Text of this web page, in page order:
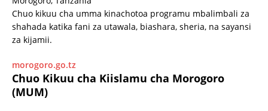
Chuo kikuu cha umma kinachotoa programu mbalimbali za
shahada katika fani za utawala, biashara, sheria, na sayansi
za kijamii.
morogoro.go.tz
Chuo Kikuu cha Kiislamu cha Morogoro
(MUM)